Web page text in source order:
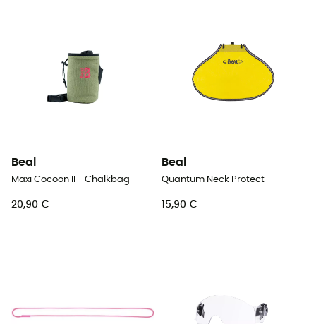
Beal
Maxi Cocoon II - Chalkbag
20,90 €
Beal
Quantum Neck Protect
15,90 €